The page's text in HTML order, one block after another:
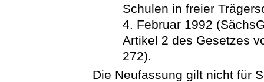
Schulen in freier
4. Februar 1992
Artikel 2 des Gesetzes
272).
Die Neufassung gilt nicht für